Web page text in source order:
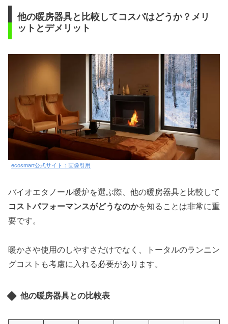
他の暖房器具と比較してコスパはどうか？メリ
ットとデメリット
ecosmart公式サイト：画像引用
バイオエタノール暖炉を選ぶ際、他の暖房器具と比較して
コストパフォーマンスがどうなのかを知ることは非常に重
要です。
暖かさや使用のしやすさだけでなく、トータルのランニン
グコストも考慮に入れる必要があります。
他の暖房器具との比較表